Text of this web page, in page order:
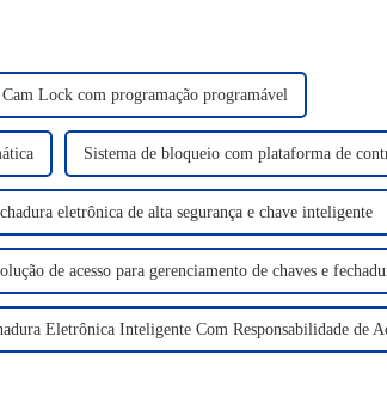
Lock com programação programável
Sistema de bloqueio com plataforma de
eletrônica de alta segurança e chave inteligente
de acesso para gerenciamento de chaves e
Eletrônica Inteligente Com Responsabilidade de